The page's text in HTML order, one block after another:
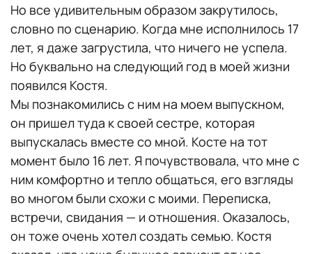
Но все удивительным образом закрутилось,
словно по сценарию. Когда мне исполнилось 17
лет, я даже загрустила, что ничего не успела.
Но буквально на следующий год в моей жизни
появился Костя.
Мы познакомились с ним на моем выпускном,
он пришел туда к своей сестре, которая
выпускалась вместе со мной. Косте на тот
момент было 16 лет. Я почувствовала, что мне с
ним комфортно и тепло общаться, его взгляды
во многом были схожи с моими. Переписка,
встречи, свидания — и отношения. Оказалось,
он тоже очень хотел создать семью. Костя